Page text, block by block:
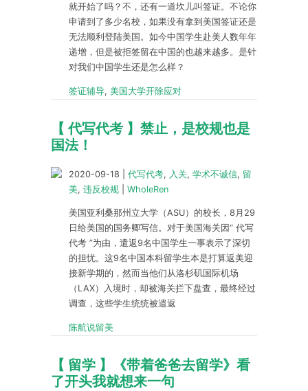
就开始了吗？不，还有一道坎儿叫签证。不论你
申请到了多少名校，如果没有拿到美国签证还是
无法顺利登陆美国。如今中国学生赴美人数年年
递增，但是被拒签留在中国的也越来越多。是针
对我们中国学生还是怎么样？
签证辅导, 美国大学开除应对
【 代写代考 】禁止，是校规也是
国法！
2020-09-18 代写代考, 入关, 学术不诚信, 留
美, 违反校规 WholeRen
美国亚利桑那州立大学（ASU）的校长，8月29
日给美国的国务卿写信。对于美国海关因“ 代写
代考 ”为由，遣返9名中国学生一事表示了深切
的担忧。这9名中国本科留学生本是打算返美迎
接新学期的，然而当他们从洛杉矶国际机场
（LAX）入境时，却被海关拦下盘查，最终经过
调查，这些学生统统被遣返
陈航说留美
【 留学 】《带着爸爸去留学》看
了开头我就想来一句